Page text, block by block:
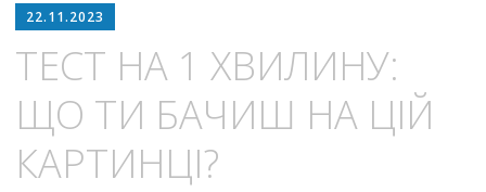
to
22.11.2023
ТЕСТ НА 1 ХВИЛИНУ:
ЩО ТИ БАЧИШ НА ЦІЙ
КАРТИНЦІ?